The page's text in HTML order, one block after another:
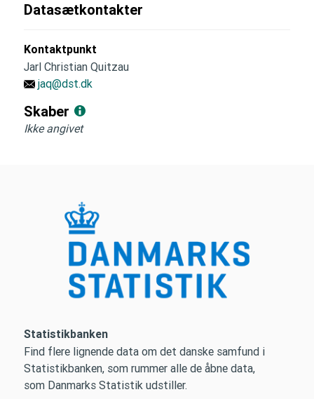
Datasætkontakter
Kontaktpunkt
Jarl Christian Quitzau
jaq@dst.dk
Skaber
Ikke angivet
Statistikbanken
Find flere lignende data om det danske samfund i
Statistikbanken, som rummer alle de åbne data,
som Danmarks Statistik udstiller.